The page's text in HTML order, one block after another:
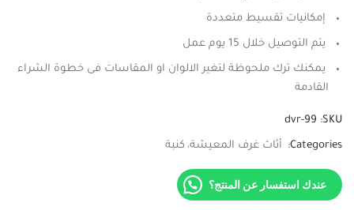
إمكانيات تقسيط متعددة
يتم التوصيل خلال 15 يوم عمل
يمكنك ترك ملحوظة لتغير الالوان او المقاسات فى خطوة الشراء
القادمة
SKU:
dvr-99
Categories: أثاث غرف المعيشة كنبة
عندك استفسار عن المنتج؟